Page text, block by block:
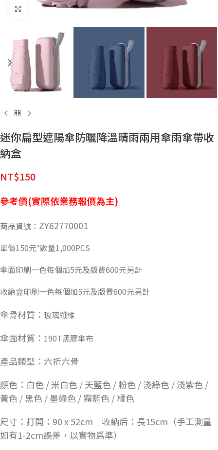
點擊放大
迷你扁型遮陽傘防曬降溫晴雨兩用傘雨傘帶收
納盒
NT$150
參考價(實際依業務報價為主)
商品貨號： ZY62770001
單價150元*數量1,000PCS
傘面印刷一色每個加5元及版費600元另計
收納盒印刷一色每個加5元及版費600元另計
傘骨材質： 玻璃纖維
傘面材質： 190T黑膠傘布
產品類型： 六折六骨
顏色： 白色 / 米白色 / 天藍色 / 粉色 / 淺綠色 / 淺紫色 /
黃色 / 黑色 / 墨綠色 / 霧藍色 / 橘色
尺寸： 打開：90 x 52cm 收納后：長15cm（手工測量
如有1-2cm誤差，以實物爲準）